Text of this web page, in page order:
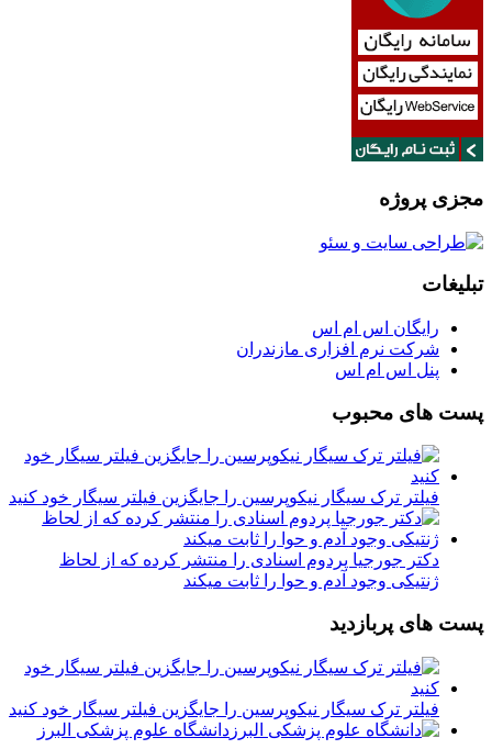
مجزی پروژه
تبلیغات
رایگان اس ام اس
شرکت نرم افزاری مازندران
پنل اس ام اس
پست های محبوب
فیلتر ترک سیگار نیکوپرسین را جایگزین فیلتر سیگار خود کنید
دکتر جورجیا پردوم اسنادی را منتشر کرده که از لحاظ
ژنتیکی وجود آدم و حوا را ثابت میکند
پست های پربازدید
فیلتر ترک سیگار نیکوپرسین را جایگزین فیلتر سیگار خود کنید
دانشگاه علوم پزشکی البرز